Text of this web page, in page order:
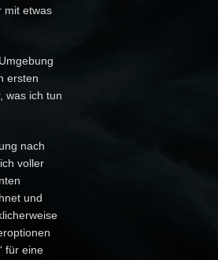
mit etwas
ersten
was ich tun
nach
voller
und
für eine